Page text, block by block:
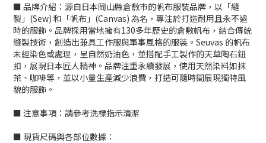
■ 品牌介紹：源自日本岡山縣倉敷市的帆布服裝品牌，以「縫
製」(Sew) 和「帆布」(Canvas) 為名，專注於打造耐用且永不過
時的服飾。品牌採用當地擁有130多年歷史的倉敷帆布，結合傳統
縫製技術，創造出兼具工作服與軍事風格的服裝。Seuvas 的帆布
未經染色或處理，呈自然奶油色，並搭配手工製作的天草陶石鈕
扣，展現日本匠人精神。品牌注重永續發展，使用天然染料如抹
茶、咖啡等，並以小量生產減少浪費，打造可隨時間展現獨特風
貌的服飾。
■ 注意事項：請參考洗標指示清潔
■ 現貨尺碼與各部位數據：